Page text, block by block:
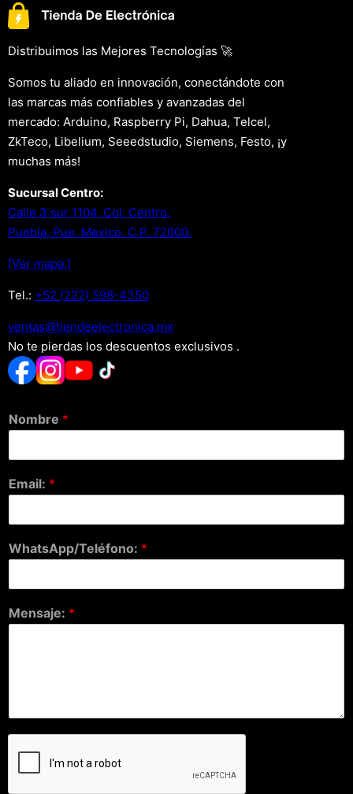
Distribuimos las Mejores Tecnologías 🚀
Somos tu aliado en innovación, conectándote con
las marcas más confiables y avanzadas del
mercado: Arduino, Raspberry Pi, Dahua, Telcel,
ZkTeco, Libelium, Seeedstudio, Siemens, Festo, ¡y
muchas más!
Sucursal Centro:
Calle 3 sur 1104, Col. Centro.
Puebla, Pue. Mexico. C.P. 72000.
[Ver mapa.]
Tel.: +52 (222) 598-4350
xm.acinortceleedneit@satnev
No te pierdas los descuentos exclusivos .
Nombre *
Email: *
WhatsApp/Teléfono: *
Mensaje: *